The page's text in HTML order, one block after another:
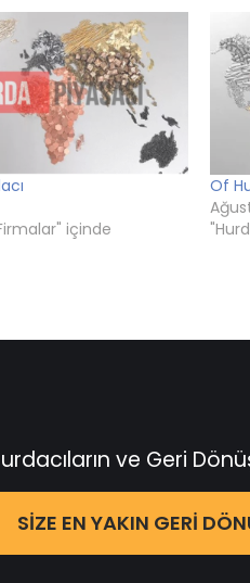
pencerede
açılır)
(Yeni
pencerede
açılır)
(Yeni
pencerede
açılır)
açılır)
içinde
Of
ve Geri
SIZE EN YAKIN GERI